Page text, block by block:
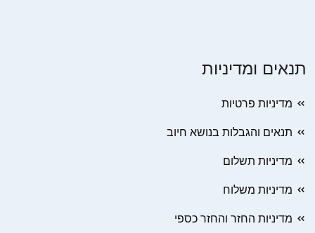
תנאים ומדיניות
מדיניות פרטיות
תנאים והגבלות בנושא חיוב
מדיניות תשלום
מדיניות משלוח
מדיניות החזר והחזר כספי